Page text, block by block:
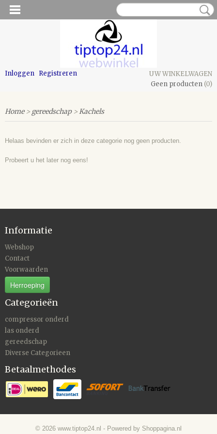
Inloggen Registreren
UW WINKELWAGEN
Geen producten (0)
Home> gereedschap>Kachels
Helaas bevinden er zich in deze categorie nog geen producten.
Probeert u het later nog eens!
Informatie
Webshop
Contact
Voorwaarden
Herroeping
Categorieën
compressor onderd
las onderd
gereedschap
Diverse Categorieen
Betaalmethodes
© 2026 www.tiptop24.nl - Powered by Shoppagina.nl